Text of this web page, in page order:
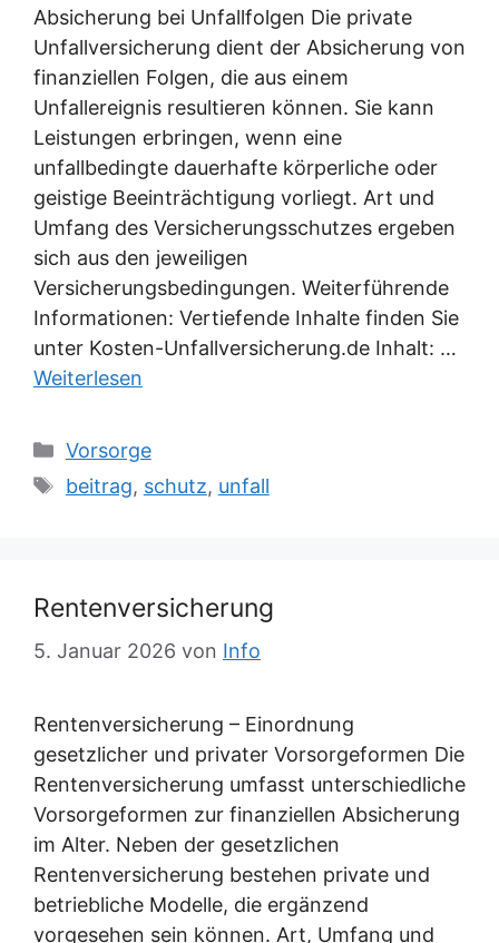
Absicherung bei Unfallfolgen Die private
Unfallversicherung dient der Absicherung von
finanziellen Folgen, die aus einem
Unfallereignis resultieren können. Sie kann
Leistungen erbringen, wenn eine
unfallbedingte dauerhafte körperliche oder
geistige Beeinträchtigung vorliegt. Art und
Umfang des Versicherungsschutzes ergeben
sich aus den jeweiligen
Versicherungsbedingungen. Weiterführende
Informationen: Vertiefende Inhalte finden Sie
unter Kosten-Unfallversicherung.de Inhalt: …
Weiterlesen
Kategorien
Vorsorge
Schlagwörter
beitrag, schutz, unfall
Rentenversicherung
5. Januar 2026 von Info
Rentenversicherung – Einordnung
gesetzlicher und privater Vorsorgeformen Die
Rentenversicherung umfasst unterschiedliche
Vorsorgeformen zur finanziellen Absicherung
im Alter. Neben der gesetzlichen
Rentenversicherung bestehen private und
betriebliche Modelle, die ergänzend
vorgesehen sein können. Art, Umfang und